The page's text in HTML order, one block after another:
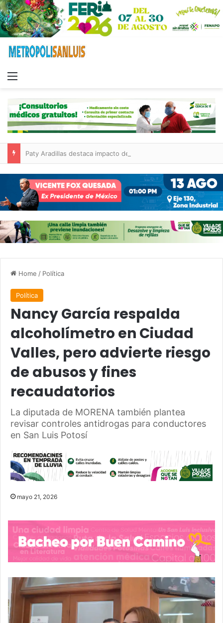
Home / Política
Política
Nancy García respalda
alcoholímetro en Ciudad
Valles, pero advierte riesgo
de abusos y fines
recaudatorios
La diputada de MORENA también plantea
revisar controles antidrogas para conductores
en San Luis Potosí
mayo 21, 2026